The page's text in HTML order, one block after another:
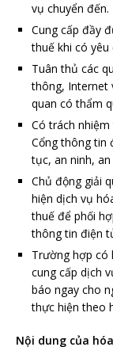
vụ chuyển đến.
Cung cấp đầy
thuế khi có
Tuân thủ các
thông, Internet
quan có thẩm
Có trách
Cổng thông tin
tục, an ninh,
Chủ động giải
hiện dịch vụ
thuế để phối
thông tin điện
Trường hợp có
cung cấp dịch
báo ngay cho
thực hiện theo
Nội dung của